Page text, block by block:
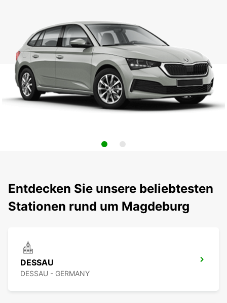
Entdecken Sie unsere beliebtesten
Stationen rund um Magdeburg
DESSAU
DESSAU - GERMANY